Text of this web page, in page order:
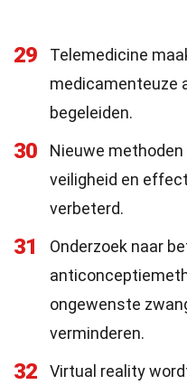
29
Telemedicine
medicamenteuze
begeleiden.
30
Nieuwe
veiligheid en
verbeterd.
31
Onderzoek naar
ongewenste
verminderen.
32
Virtual reality